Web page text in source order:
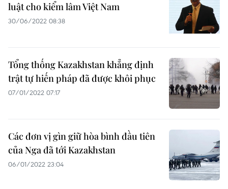
luật cho kiểm lâm Việt Nam
30/06/2022 08:38
Tổng thống Kazakhstan khẳng định
trật tự hiến pháp đã được khôi phục
07/01/2022 07:17
Các đơn vị gìn giữ hòa bình đầu tiên
của Nga đã tới Kazakhstan
06/01/2022 23:04